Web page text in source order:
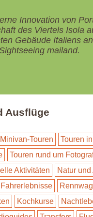
Innovation von
des Viertels Isola
Gebäude Italiens
mailand.
Ausflüge
Touren Touren
Touren rund um
Aktivitäten Natur
Fahrerlebnisse
Kochkurse